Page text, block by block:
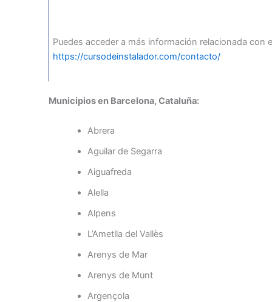
Puedes acceder a más información relacionada
https://cursodeinstalador.com/contacto/
Municipios en Barcelona, Cataluña:
Abrera
Aguilar de Segarra
Aiguafreda
Alella
Alpens
L’Ametlla del Vallès
Arenys de Mar
Arenys de Munt
Argençola